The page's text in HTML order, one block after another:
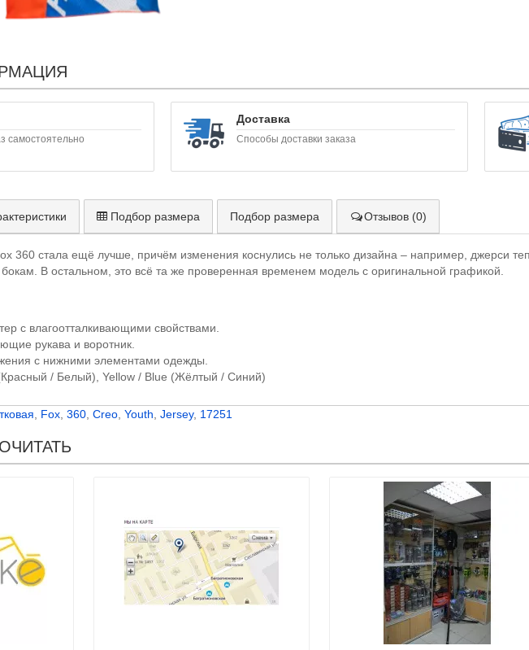
самостоятельно
Доставка
Способы доставки заказа
Подбор размера Подбор размера Отзывов (0)
360 стала ещё лучше, причём изменения коснулись не только дизайна – например, джерси
В остальном, это всё та же проверенная временем модель с оригинальной графикой.
с влагоотталкивающими свойствами.
рукава и воротник.
с нижними элементами одежды.
/ Белый), Yellow / Blue (Жёлтый / Синий)
Fox 360 Creo Youth Jersey, 17251